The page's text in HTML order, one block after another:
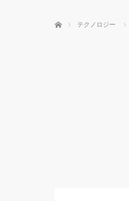
ホーム テクノロジー